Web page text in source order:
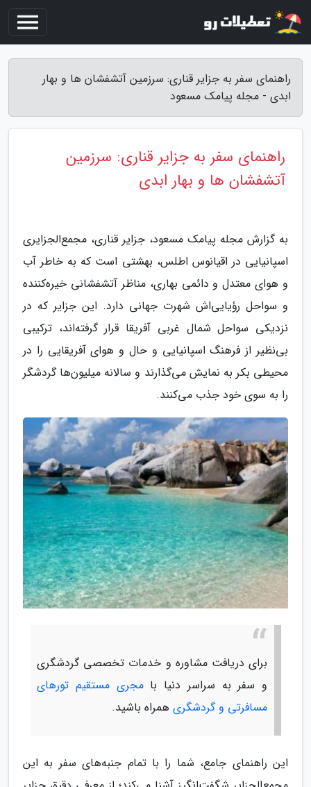
راهنمای سفر به جزایر قناری: سرزمین آتشفشان ها و بهار
ابدی - مجله پیامک مسعود
راهنمای سفر به جزایر قناری: سرزمین
آتشفشان ها و بهار ابدی
به گزارش مجله پیامک مسعود، جزایر قناری، مجمع‌الجزایری
اسپانیایی در اقیانوس اطلس، بهشتی است که به خاطر آب
و هوای معتدل و دائمی بهاری، مناظر آتشفشانی خیره‌کننده
و سواحل رؤیایی‌اش شهرت جهانی دارد. این جزایر که در
نزدیکی سواحل شمال غربی آفریقا قرار گرفته‌اند، ترکیبی
بی‌نظیر از فرهنگ اسپانیایی و حال و هوای آفریقایی را در
محیطی بکر به نمایش می‌گذارند و سالانه میلیون‌ها گردشگر
را به سوی خود جذب می‌کنند.
برای دریافت مشاوره و خدمات تخصصی گردشگری
و سفر به سراسر دنیا بامجری مستقیم تورهای
مسافرتی و گردشگری همراه باشید.
این راهنمای جامع، شما را با تمام جنبه‌های سفر به این